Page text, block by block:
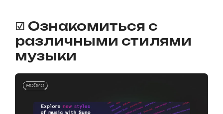
☑ Ознакомиться с
различными стилями
музыки